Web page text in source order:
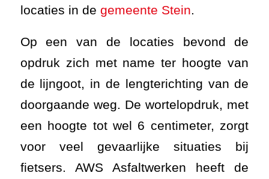
locaties in de gemeente Stein.
Op een van de locaties bevond de
opdruk zich met name ter hoogte van
de lijngoot, in de lengterichting van de
doorgaande weg. De wortelopdruk, met
een hoogte tot wel 6 centimeter, zorgt
voor veel gevaarlijke situaties bij
fietsers. AWS Asfaltwerken heeft de